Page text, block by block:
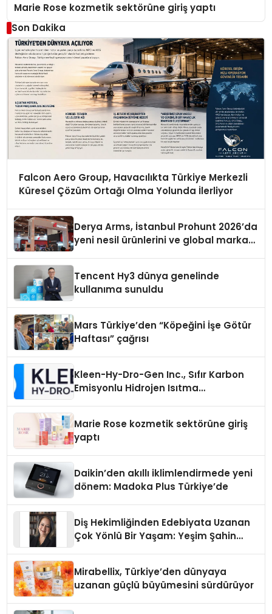
Marie Rose kozmetik sektörüne giriş yaptı
Son Dakika
Falcon Aero Group, Havacılıkta Türkiye Merkezli
Küresel Çözüm Ortağı Olma Yolunda İlerliyor
Derya Arms, İstanbul Prohunt 2026’da
yeni nesil ürünlerini ve global marka
Tencent Hy3 dünya genelinde
kullanıma sunuldu
Mars Türkiye’den “Köpeğini İşe Götür
Haftası” çağrısı
Kleen-Hy-Dro-Gen Inc., Sıfır Karbon
Emisyonlu Hidrojen Isıtma
Marie Rose kozmetik sektörüne giriş
yaptı
Daikin’den akıllı iklimlendirmede yeni
dönem: Madoka Plus Türkiye’de
Diş Hekimliğinden Edebiyata Uzanan
Çok Yönlü Bir Yaşam: Yeşim Şahin
Mirabellix, Türkiye’den dünyaya
uzanan güçlü büyümesini sürdürüyor